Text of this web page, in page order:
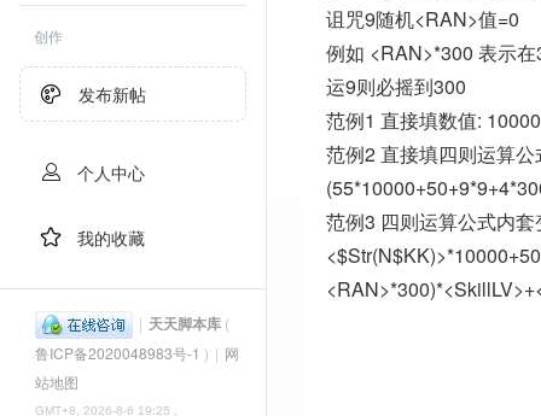
创作
发布新帖
个人中心
我的收藏
| 天天脚本库 (
鲁ICP备2020048983号-1 ) | 网
站地图
GMT+8, 2026-8-6 19:25 ,
诅咒9随机<RAN>值=0
例如 <RAN>*300 表示
运9则必摇到300
范例1 直接填数值: 10000
范例2 直接填四则运算公
范例3 四则运算公式内套